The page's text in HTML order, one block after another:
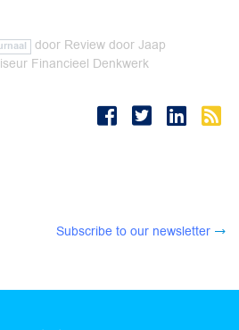
door Review door Jaap
Financieel Denkwerk
Subscribe to our newsletter